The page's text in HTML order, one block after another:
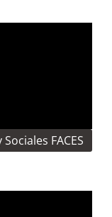
FACES